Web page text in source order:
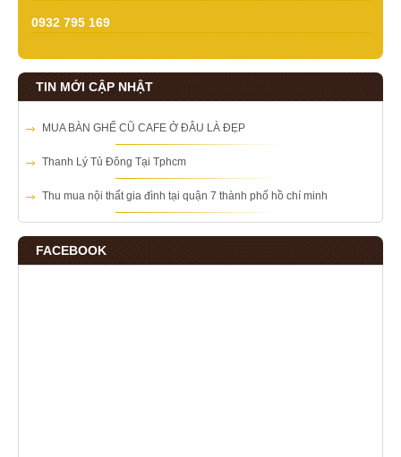
0932 795 169
TIN MỚI CẬP NHẬT
MUA BÀN GHẾ CŨ CAFE Ở ĐÂU LÀ ĐẸP
Thanh Lý Tủ Đông Tại Tphcm
Thu mua nội thất gia đình tại quận 7 thành phố hồ chí minh
FACEBOOK